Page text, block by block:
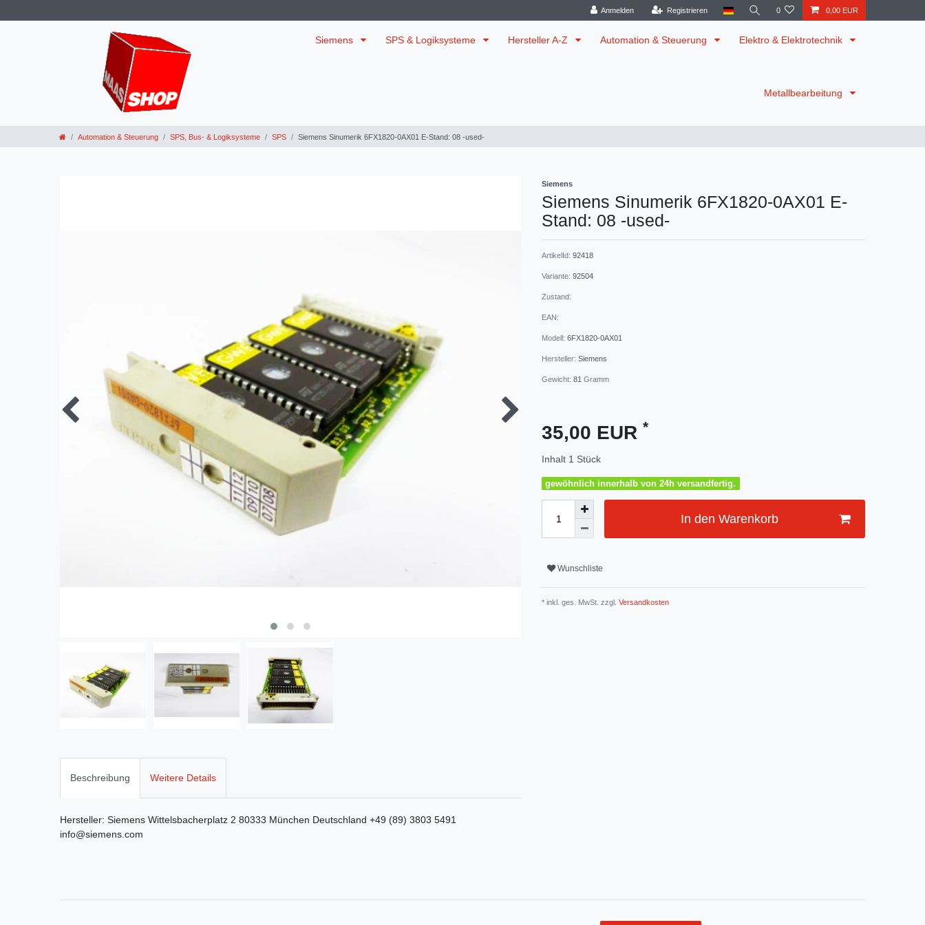
Anmelden Registrieren 0 0,00 EUR
Siemens SPS & Logiksysteme Hersteller A-Z Automation & Steuerung Elektro & Elektrotechnik
Metallbearbeitung
Automation & Steuerung SPS, Bus- & Logiksysteme SPS Siemens Sinumerik 6FX1820-0AX01 E-Stand: 08 -used-
Beschreibung Weitere Details
Hersteller: Siemens Wittelsbacherplatz 2 80333 München Deutschland +49 (89) 3803 5491
info@siemens.com
Siemens
Siemens Sinumerik 6FX1820-0AX01 E-
Stand: 08 -used-
ArtikelId: 92418
Variante: 92504
Zustand:
EAN:
Modell: 6FX1820-0AX01
Hersteller: Siemens
Gewicht: 81 Gramm
35,00 EUR *
Inhalt 1 Stück
gewöhnlich innerhalb von 24h versandfertig.
In den Warenkorb
Wunschliste
* inkl. ges. MwSt. zzgl. Versandkosten